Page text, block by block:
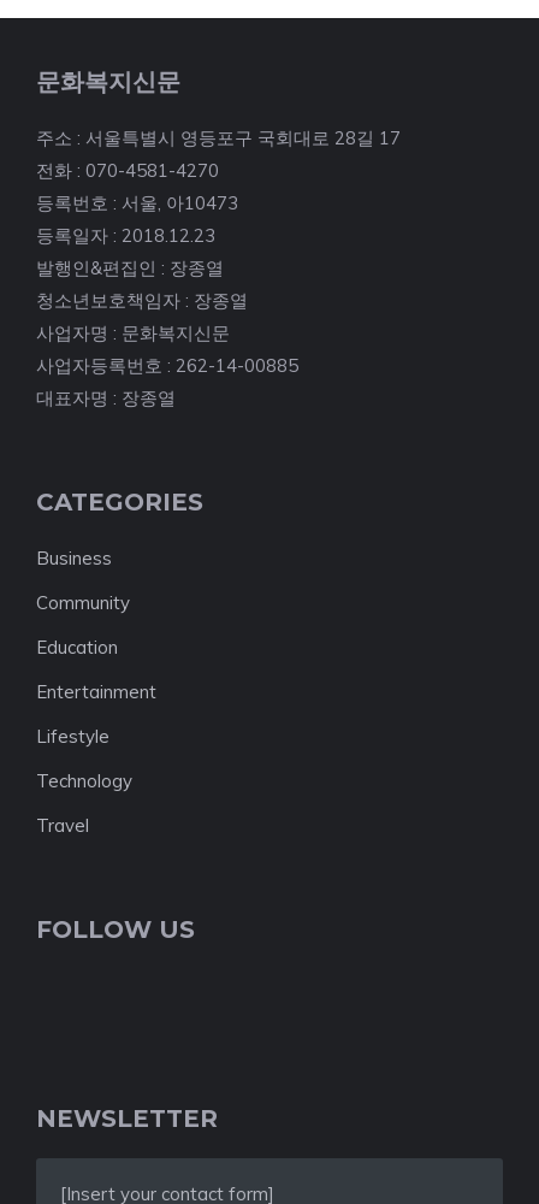
문화복지신문
주소 : 서울특별시 영등포구 국회대로 28길 17
전화 : 070-4581-4270
등록번호 : 서울, 아10473
등록일자 : 2018.12.23
발행인&편집인 : 장종열
청소년보호책임자 : 장종열
사업자명 : 문화복지신문
사업자등록번호 : 262-14-00885
대표자명 : 장종열
CATEGORIES
Business
Community
Education
Entertainment
Lifestyle
Technology
Travel
FOLLOW US
NEWSLETTER
[Insert your contact form]